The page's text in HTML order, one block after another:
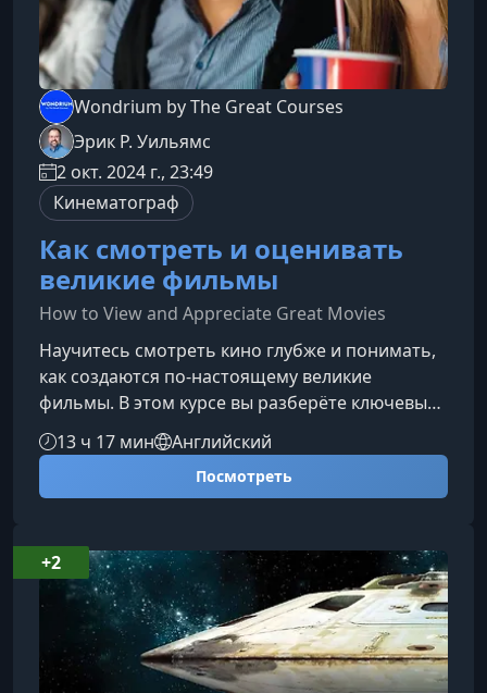
Wondrium by The Great Courses
Эрик Р. Уильямс
2 окт. 2024 г., 23:49
Кинематограф
Как смотреть и оценивать
великие фильмы
How to View and Appreciate Great Movies
Научитесь смотреть кино глубже и понимать,
как создаются по‑настоящему великие
фильмы. В этом курсе вы разберёте ключевые
элементы кинопроизводства вместе с
профессиональным режиссёром, чтобы
развить критическое мышление, научиться
анализировать сцены и получать больше
жанра.Чему вы научитесьКурс помогает
сформировать системный взгляд на кино,
разобрав его художественные, технические и
эмоциональные составляющи
13 ч 17 мин Английский
Посмотреть
+2